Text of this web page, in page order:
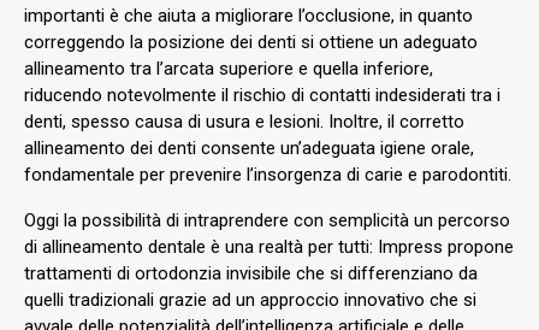
importanti è che aiuta a migliorare l’occlusione, in quanto
correggendo la posizione dei denti si ottiene un adeguato
allineamento tra l’arcata superiore e quella inferiore,
riducendo notevolmente il rischio di contatti indesiderati tra i
denti, spesso causa di usura e lesioni. Inoltre, il corretto
allineamento dei denti consente un’adeguata igiene orale,
fondamentale per prevenire l’insorgenza di carie e parodontiti.
Oggi la possibilità di intraprendere con semplicità un percorso
di allineamento dentale è una realtà per tutti: Impress propone
trattamenti di ortodonzia invisibile che si differenziano da
quelli tradizionali grazie ad un approccio innovativo che si